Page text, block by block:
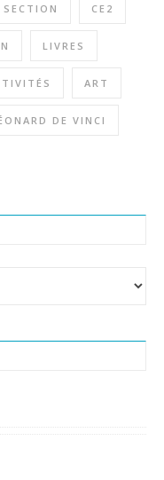
SECTION CE2
LIVRES
ART
DE VINCI